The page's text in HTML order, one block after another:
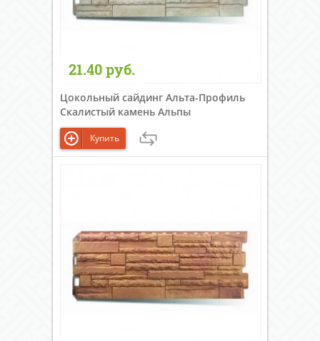
21.40 руб.
Цокольный сайдинг Альта-Профиль
Скалистый камень Альпы
Купить